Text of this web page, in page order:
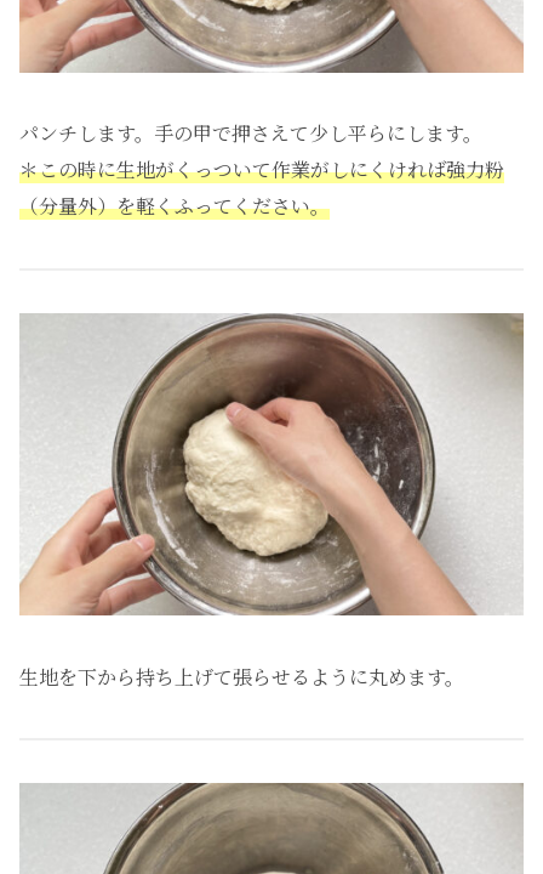
パンチします。手の甲で押さえて少し平らにします。
＊この時に生地がくっついて作業がしにくければ強力粉
（分量外）を軽くふってください。
生地を下から持ち上げて張らせるように丸めます。